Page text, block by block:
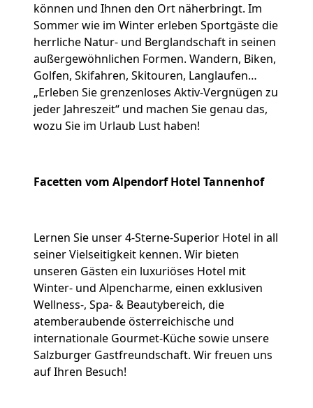
können und Ihnen den Ort näherbringt. Im
Sommer wie im Winter erleben Sportgäste die
herrliche Natur- und Berglandschaft in seinen
außergewöhnlichen Formen. Wandern, Biken,
Golfen, Skifahren, Skitouren, Langlaufen…
„Erleben Sie grenzenloses Aktiv-Vergnügen zu
jeder Jahreszeit“ und machen Sie genau das,
wozu Sie im Urlaub Lust haben!
Facetten vom Alpendorf Hotel Tannenhof
Lernen Sie unser 4-Sterne-Superior Hotel in all
seiner Vielseitigkeit kennen. Wir bieten
unseren Gästen ein luxuriöses Hotel mit
Winter- und Alpencharme, einen exklusiven
Wellness-, Spa- & Beautybereich, die
atemberaubende österreichische und
internationale Gourmet-Küche sowie unsere
Salzburger Gastfreundschaft. Wir freuen uns
auf Ihren Besuch!